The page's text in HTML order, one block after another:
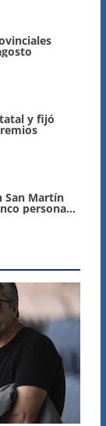
y fijó
San Martín
personas